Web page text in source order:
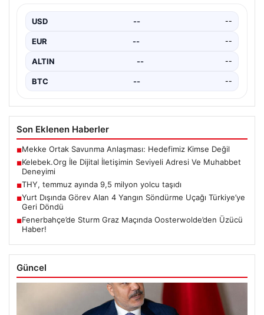
USD -- --
EUR -- --
ALTIN -- --
BTC -- --
Son Eklenen Haberler
■Mekke Ortak Savunma Anlaşması: Hedefimiz Kimse Değil
■Kelebek.Org İle Dijital İletişimin Seviyeli Adresi Ve Muhabbet
Deneyimi
■THY, temmuz ayında 9,5 milyon yolcu taşıdı
■Yurt Dışında Görev Alan 4 Yangın Söndürme Uçağı Türkiye’ye
Geri Döndü
■Fenerbahçe’de Sturm Graz Maçında Oosterwolde’den Üzücü
Haber!
Güncel